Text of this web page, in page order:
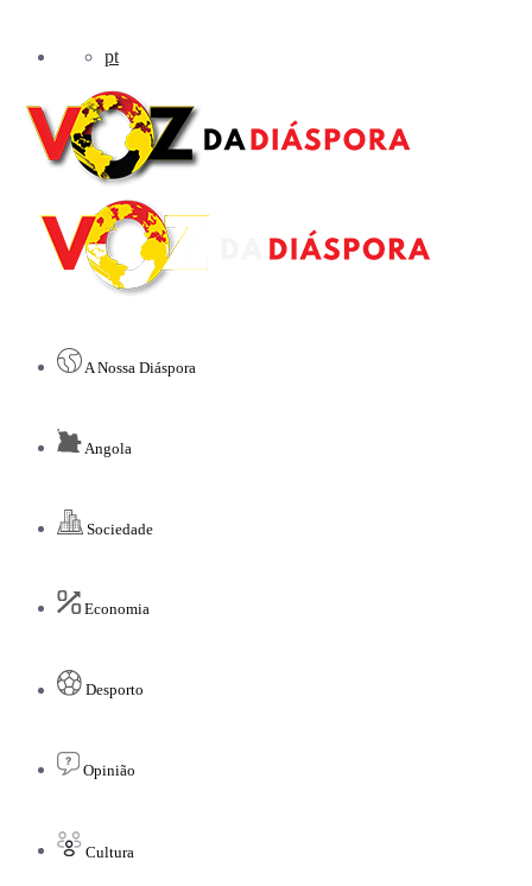
pt
A Nossa Diáspora
Angola
Sociedade
Economia
Desporto
Opinião
Cultura